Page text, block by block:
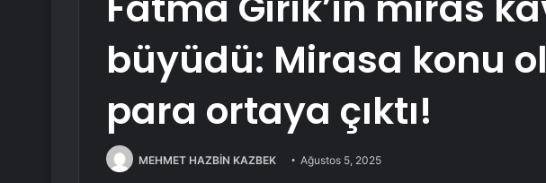
büyüdü: Mirasa konu
para ortaya çıktı!
MEHMET HAZBİN KAZBEK Ağustos 5, 2025